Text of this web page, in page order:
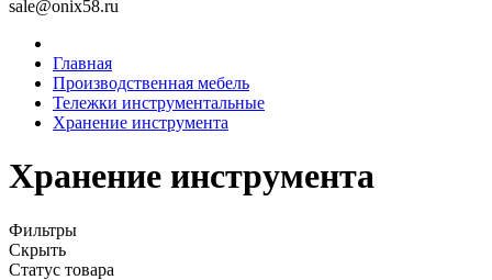
sale@onix58.ru
Главная
Производственная мебель
Тележки инструментальные
Хранение инструмента
Хранение инструмента
Фильтры
Скрыть
Статус товара